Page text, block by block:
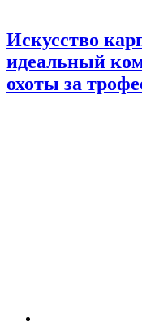
Искусство
идеальный
охоты за